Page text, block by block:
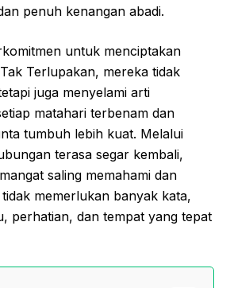
penuh kenangan abadi.
untuk menciptakan
Tak Terlupakan, mereka tidak
juga menyelami arti
matahari terbenam dan
tumbuh lebih kuat. Melalui
terasa segar kembali,
saling memahami dan
memerlukan banyak kata,
perhatian, dan tempat yang tepat